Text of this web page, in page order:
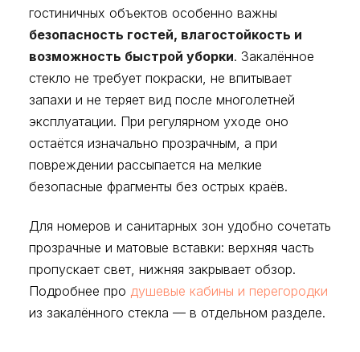
гостиничных объектов особенно важны
безопасность гостей, влагостойкость и
возможность быстрой уборки. Закалённое
стекло не требует покраски, не впитывает
запахи и не теряет вид после многолетней
эксплуатации. При регулярном уходе оно
остаётся изначально прозрачным, а при
повреждении рассыпается на мелкие
безопасные фрагменты без острых краёв.
Для номеров и санитарных зон удобно сочетать
прозрачные и матовые вставки: верхняя часть
пропускает свет, нижняя закрывает обзор.
Подробнее про душевые кабины и перегородки
из закалённого стекла — в отдельном разделе.